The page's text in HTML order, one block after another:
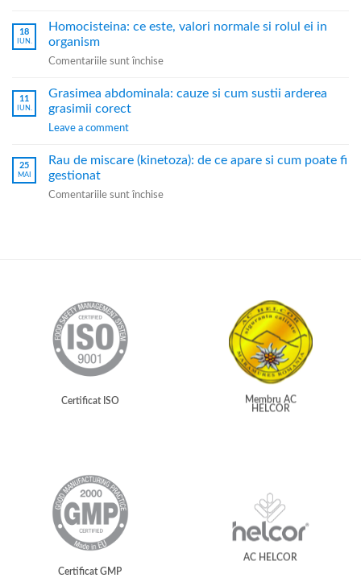
18
IUN.
Homocisteina: ce este, valori normale si rolul ei in
organism
Comentariile sunt închise
11
IUN.
Grasimea abdominala: cauze si cum sustii arderea
grasimii corect
Leave a comment
25
MAI
Rau de miscare (kinetoza): de ce apare si cum poate fi
gestionat
Comentariile sunt închise
Certificat ISO
Membru AC
HELCOR
Certificat GMP
AC HELCOR